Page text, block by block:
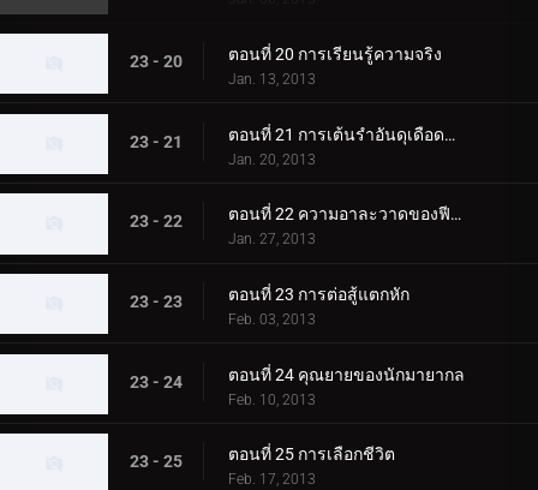
23 - 20 ตอนที่ 20 การเรียนรู้ความจริง
Jan. 13, 2013
23 - 21 ตอนที่ 21 การเต้นรำอันดุเดือดของมังกร
Jan. 20, 2013
23 - 22 ตอนที่ 22 ความอาละวาดของฟีนิกซ์
Jan. 27, 2013
23 - 23 ตอนที่ 23 การต่อสู้แตกหัก
Feb. 03, 2013
23 - 24 ตอนที่ 24 คุณยายของนักมายากล
Feb. 10, 2013
23 - 25 ตอนที่ 25 การเลือกชีวิต
Feb. 17, 2013